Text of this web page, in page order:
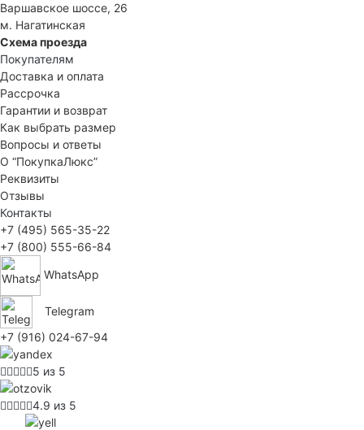
Варшавское шоссе, 26
м. Нагатинская
Схема проезда
Покупателям
Доставка и оплата
Рассрочка
Гарантии и возврат
Как выбрать размер
Вопросы и ответы
О “ПокупкаЛюкс”
Реквизиты
Отзывы
Контакты
+7 (495) 565-35-22
+7 (800) 555-66-84
WhatsApp
Telegram
+7 (916) 024-67-94
5 из 5
4.9 из 5